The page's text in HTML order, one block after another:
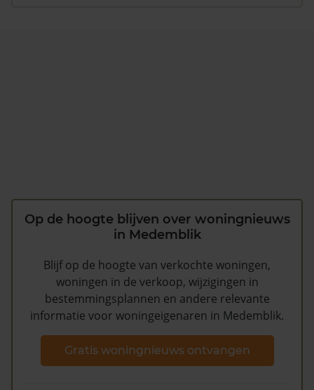
Op de hoogte blijven over woningnieuws
in Medemblik
Blijf op de hoogte van verkochte woningen,
woningen in de verkoop, wijzigingen in
bestemmingsplannen en andere relevante
informatie voor woningeigenaren in Medemblik.
Gratis woningnieuws ontvangen